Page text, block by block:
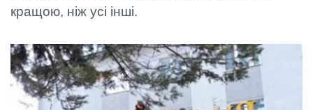
кращою, ніж усі інші.